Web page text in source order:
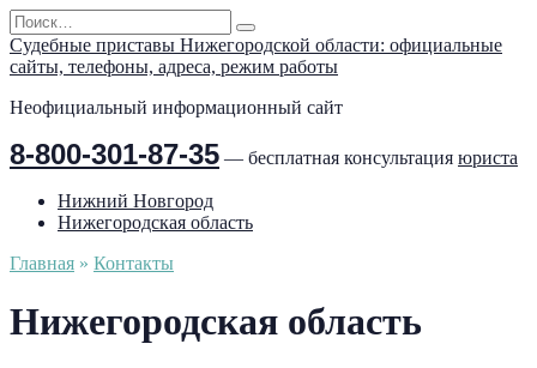
Перейти
к
содержанию
Search
for:
Судебные приставы Нижегородской области: официальные
сайты, телефоны, адреса, режим работы
Неофициальный информационный сайт
8-800-301-87-35 — бесплатная консультация юриста
Нижний Новгород
Нижегородская область
Главная » Контакты
Нижегородская область